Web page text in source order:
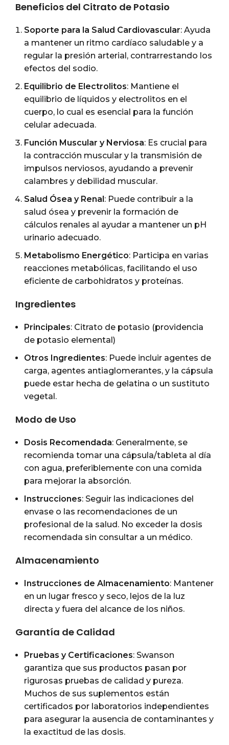
Beneficios del Citrato de Potasio
Soporte para la Salud Cardiovascular: Ayuda
a mantener un ritmo cardíaco saludable y a
regular la presión arterial, contrarrestando los
efectos del sodio.
Equilibrio de Electrolitos: Mantiene el
equilibrio de líquidos y electrolitos en el
cuerpo, lo cual es esencial para la función
celular adecuada.
Función Muscular y Nerviosa: Es crucial para
la contracción muscular y la transmisión de
impulsos nerviosos, ayudando a prevenir
calambres y debilidad muscular.
Salud Ósea y Renal: Puede contribuir a la
salud ósea y prevenir la formación de
cálculos renales al ayudar a mantener un pH
urinario adecuado.
Metabolismo Energético: Participa en varias
reacciones metabólicas, facilitando el uso
eficiente de carbohidratos y proteínas.
Ingredientes
Principales: Citrato de potasio (providencia
de potasio elemental)
Otros Ingredientes: Puede incluir agentes de
carga, agentes antiaglomerantes, y la cápsula
puede estar hecha de gelatina o un sustituto
vegetal.
Modo de Uso
Dosis Recomendada: Generalmente, se
recomienda tomar una cápsula/tableta al día
con agua, preferiblemente con una comida
para mejorar la absorción.
Instrucciones: Seguir las indicaciones del
envase o las recomendaciones de un
profesional de la salud. No exceder la dosis
recomendada sin consultar a un médico.
Almacenamiento
Instrucciones de Almacenamiento: Mantener
en un lugar fresco y seco, lejos de la luz
directa y fuera del alcance de los niños.
Garantía de Calidad
Pruebas y Certificaciones: Swanson
garantiza que sus productos pasan por
rigurosas pruebas de calidad y pureza.
Muchos de sus suplementos están
certificados por laboratorios independientes
para asegurar la ausencia de contaminantes y
la exactitud de las dosis.